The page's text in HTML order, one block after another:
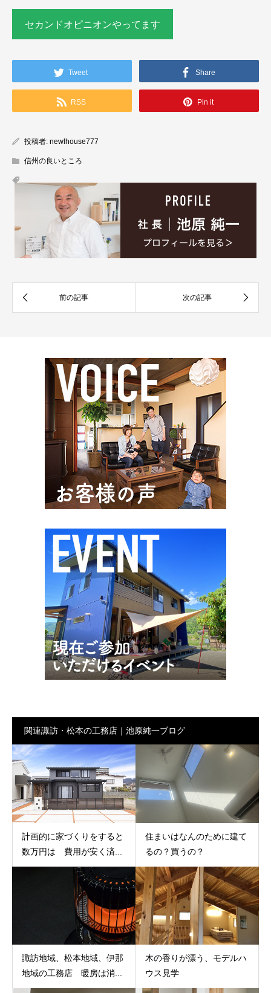
セカンドオピニオンやってます
Tweet Share
RSS Pin it
投稿者: newlhouse777
信州の良いところ
関連諏訪・松本の工務店｜池原純一ブログ
計画的に家づくりをすると
数万円は 費用が安く済...
住まいはなんのために建て
るの？買うの？
諏訪地域、松本地域、伊那
地域の工務店 暖房は消...
木の香りが漂う、モデルハ
ウス見学